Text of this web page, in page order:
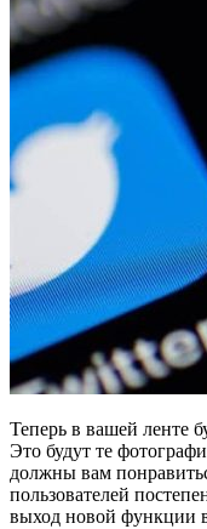
Теперь в вашей ленте
Это будут те
должны вам
пользователей
выход новой функции